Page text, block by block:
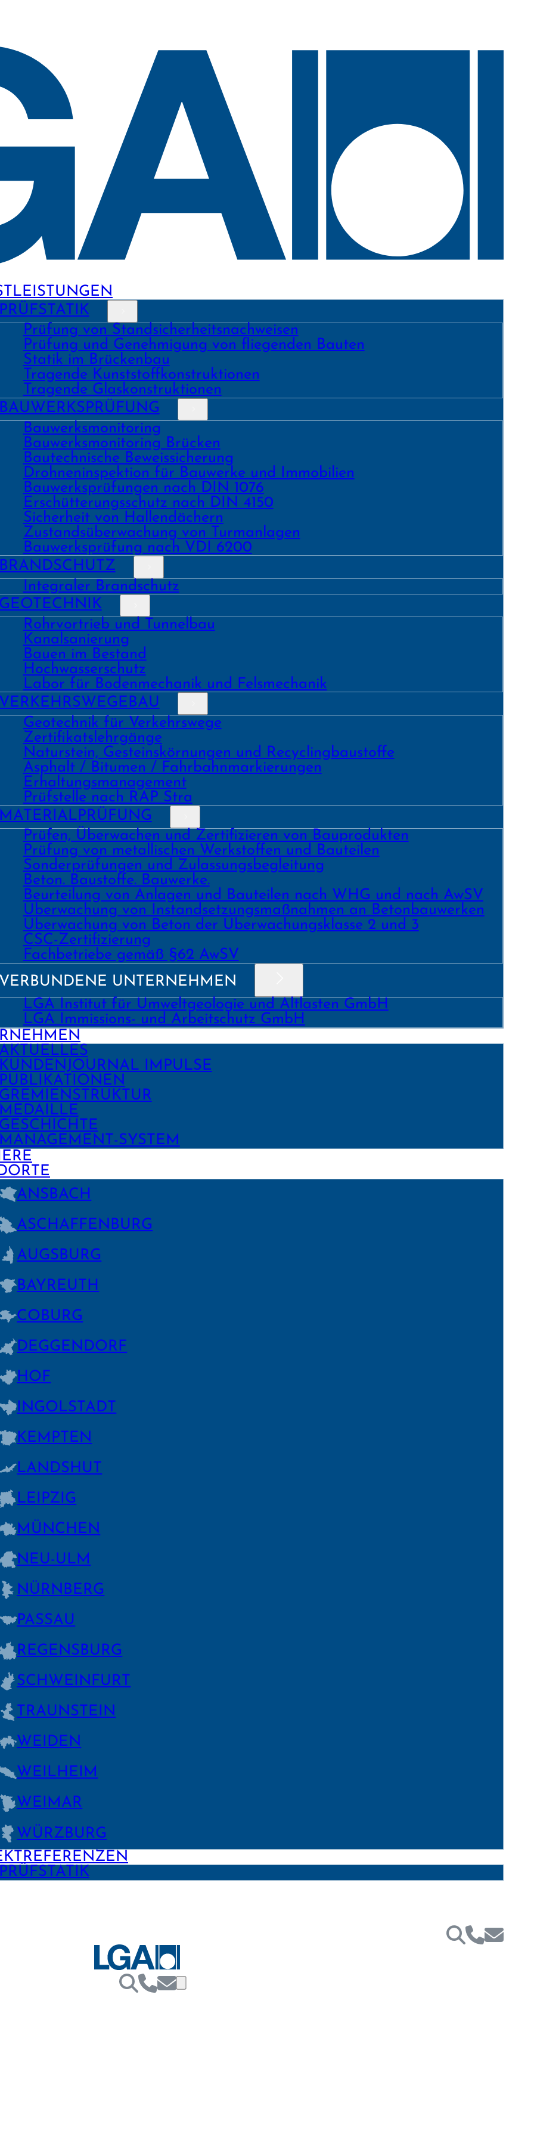
Prüfung von Stand­sicher­heits­nach­weisen
Prüfung und Geneh­migung von fliegenden Bauten
Statik im Brückenbau
Tragende Kunst­stoff­konstruk­tionen
Tragende Glas­konstruk­tionen
Bauwerks­monitoring
Bauwerks­monitoring Brücken
Bau­tech­nische Beweis­sicherung
Drohnen­inspektion für Bauwerke und Immobilien
Bau­werks­prüfungen nach DIN 1076
Erschüt­terungs­schutz nach DIN 4150
Sicher­heit von Hallen­dächern
Zustands­überwachung von Turm­anlagen
Bauwerks­prüfung nach VDI 6200
Integraler Brandschutz
Rohrvortrieb und Tunnelbau
Kanal­sanierung
Bauen im Bestand
Hochwasser­schutz
Labor für Boden­mechanik und Fels­mechanik
Geo­technik für Verkehrs­wege
Zertifikats­lehrgänge
Natur­stein, Gesteins­kör­nungen und Recycling­baustoffe
Asphalt / Bitumen / Fahrbahnmarkierungen
Erhaltungs­manage­ment
Prüf­stelle nach RAP Stra
Prüfen, Überwachen und Zertifizieren von Bauprodukten
Prüfung von metallischen Werk­stoffen und Bau­teilen
Sonder­prüfungen und Zulassungs­begleitung
Beton. Bau­stoffe. Bau­werke.
Beurtei­lung von Anlagen und Bau­teilen nach WHG und nach AwSV
Über­wachung von Instand­setzungs­maß­nahmen an Beton­bau­werken
Über­wachung von Beton der Über­wachungs­klasse 2 und 3
CSC-Zertifizierung
Fach­­betriebe gemäß §62 AwSV
UNTERNEHMEN
LGA Institut für Umweltgeologie und Altlasten GmbH
LGA Immissions- und Arbeitschutz GmbH
IMPULSE
SYSTEM
ANSBACH
ASCHAFFEN­BURG
AUGSBURG
BAYREUTH
COBURG
DEGGEN­DORF
HOF
INGOLSTADT
KEMPTEN
LANDSHUT
LEIPZIG
MÜNCHEN
NEU-ULM
NÜRNBERG
PASSAU
REGENS­BURG
SCHWEIN­FURT
TRAUNSTEIN
WEIDEN
WEILHEIM
WEIMAR
WÜRZBURG